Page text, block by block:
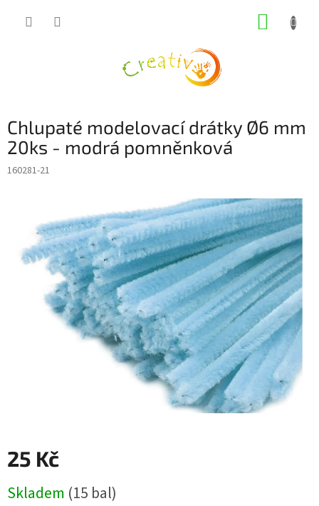
Chlupaté modelovací drátky Ø6 mm
20ks - modrá pomněnková
160281-21
25 Kč
cena:
Skladem (15 bal)